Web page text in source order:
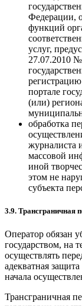
Федерации,
функций
услуг,
27.07.2010
портале
(или)
обработка
журналиста
массовой
иной
этом не
субъекта
3.9. Трансграничная
Оператор обязан
государством, на
осуществлять
адекватная
начала
Трансграничная